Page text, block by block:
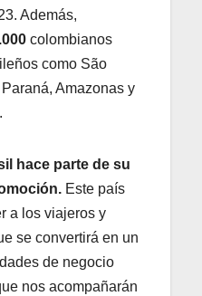
Además,
colombianos
como São
Amazonas y
hace parte de su
Este país
a los viajeros y
se convertirá en un
de negocio
nos acompañarán